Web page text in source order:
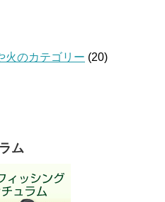
火のカテゴリー (20)
ム